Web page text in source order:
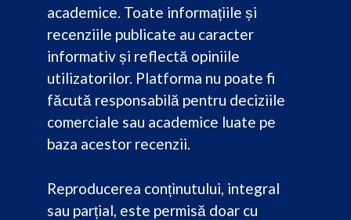
academice. Toate informațiile și
recenziile publicate au caracter
informativ și reflectă opiniile
utilizatorilor. Platforma nu poate fi
făcută responsabilă pentru deciziile
comerciale sau academice luate pe
baza acestor recenzii.
Reproducerea conținutului, integral
sau parțial, este permisă doar cu